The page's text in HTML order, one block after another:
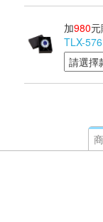
加980
TLX-